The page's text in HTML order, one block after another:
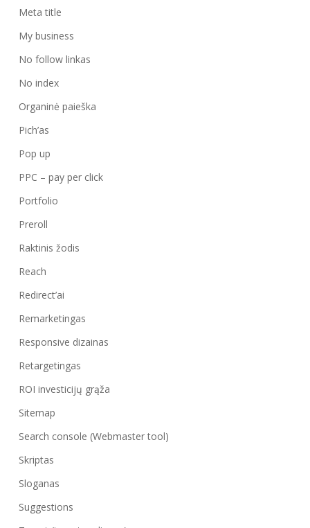
Meta title
My business
No follow linkas
No index
Organinė paieška
Pich’as
Pop up
PPC – pay per click
Portfolio
Preroll
Raktinis žodis
Reach
Redirect’ai
Remarketingas
Responsive dizainas
Retargetingas
ROI investicijų grąža
Sitemap
Search console (Webmaster tool)
Skriptas
Sloganas
Suggestions